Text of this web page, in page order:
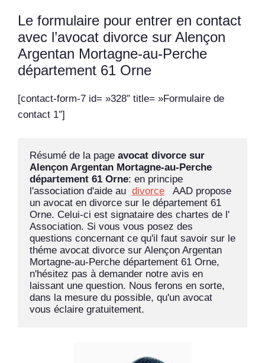
Le formulaire pour entrer en contact
avec l’avocat divorce sur Alençon
Argentan Mortagne-au-Perche
département 61 Orne
[contact-form-7 id= »328″ title= »Formulaire de
contact 1″]
Résumé de la page avocat divorce sur
Alençon Argentan Mortagne-au-Perche
département 61 Orne: en principe
l'association d'aide au divorce
   AAD propose
un avocat en divorce sur le département 61
Orne. Celui-ci est signataire des chartes de l'
Association. Si vous vous posez des
questions concernant ce qu'il faut savoir sur le
théme avocat divorce sur Alençon Argentan
Mortagne-au-Perche département 61 Orne,
n'hésitez pas à demander notre avis en
laissant une question. Nous ferons en sorte,
dans la mesure du possible, qu'un avocat
vous éclaire gratuitement.